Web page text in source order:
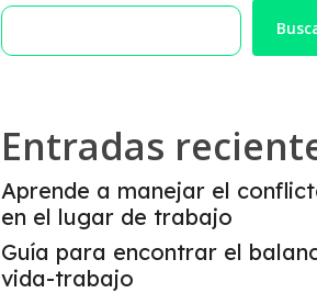
Entradas
Aprende a manejar el
en el lugar de trabajo
Guía para encontrar el
vida-trabajo